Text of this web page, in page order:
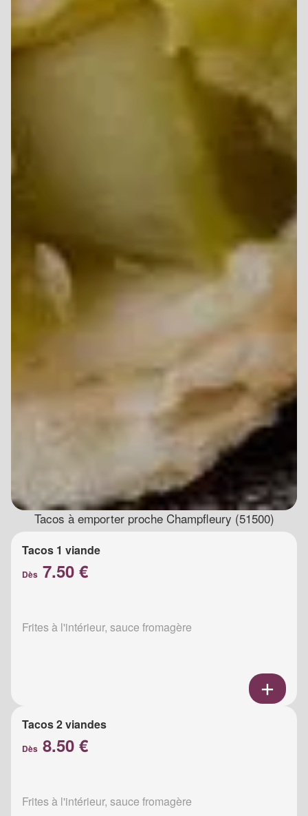
Tacos à emporter proche Champfleury (51500)
Tacos 1 viande
Dès 7.50 €
Frites à l'intérieur, sauce fromagère
Tacos 2 viandes
Dès 8.50 €
Frites à l'intérieur, sauce fromagère